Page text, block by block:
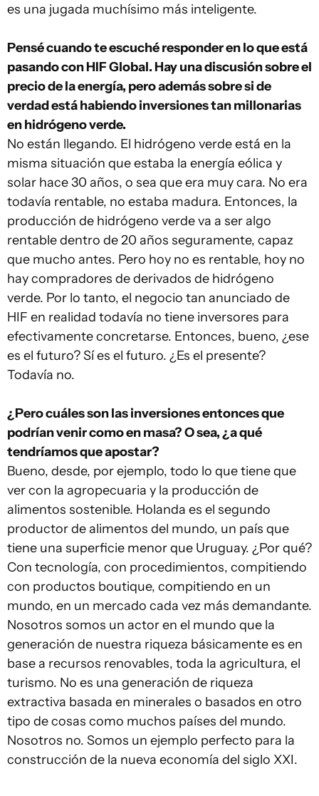
es una jugada muchísimo más inteligente.
Pensé cuando te escuché responder en lo que está
pasando con HIF Global. Hay una discusión sobre el
precio de la energía, pero además sobre si de
verdad está habiendo inversiones tan millonarias
en hidrógeno verde.
No están llegando. El hidrógeno verde está en la
misma situación que estaba la energía eólica y
solar hace 30 años, o sea que era muy cara. No era
todavía rentable, no estaba madura. Entonces, la
producción de hidrógeno verde va a ser algo
rentable dentro de 20 años seguramente, capaz
que mucho antes. Pero hoy no es rentable, hoy no
hay compradores de derivados de hidrógeno
verde. Por lo tanto, el negocio tan anunciado de
HIF en realidad todavía no tiene inversores para
efectivamente concretarse. Entonces, bueno, ¿ese
es el futuro? Sí es el futuro. ¿Es el presente?
Todavía no.
¿Pero cuáles son las inversiones entonces que
podrían venir como en masa? O sea, ¿a qué
tendríamos que apostar?
Bueno, desde, por ejemplo, todo lo que tiene que
ver con la agropecuaria y la producción de
alimentos sostenible. Holanda es el segundo
productor de alimentos del mundo, un país que
tiene una superficie menor que Uruguay. ¿Por qué?
Con tecnología, con procedimientos, compitiendo
con productos boutique, compitiendo en un
mundo, en un mercado cada vez más demandante.
Nosotros somos un actor en el mundo que la
generación de nuestra riqueza básicamente es en
base a recursos renovables, toda la agricultura, el
turismo. No es una generación de riqueza
extractiva basada en minerales o basados en otro
tipo de cosas como muchos países del mundo.
Nosotros no. Somos un ejemplo perfecto para la
construcción de la nueva economía del siglo XXI.